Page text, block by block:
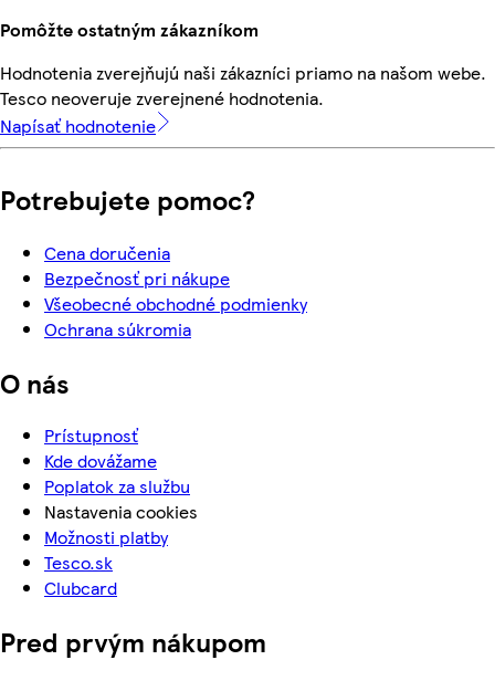
Pomôžte ostatným zákazníkom
Hodnotenia zverejňujú naši zákazníci priamo na našom webe.
Tesco neoveruje zverejnené hodnotenia.
Napísať hodnotenie
Potrebujete pomoc?
Cena doručenia
Bezpečnosť pri nákupe
Všeobecné obchodné podmienky
Ochrana súkromia
O nás
Prístupnosť
Kde dovážame
Poplatok za službu
Nastavenia cookies
Možnosti platby
Tesco.sk
Clubcard
Pred prvým nákupom